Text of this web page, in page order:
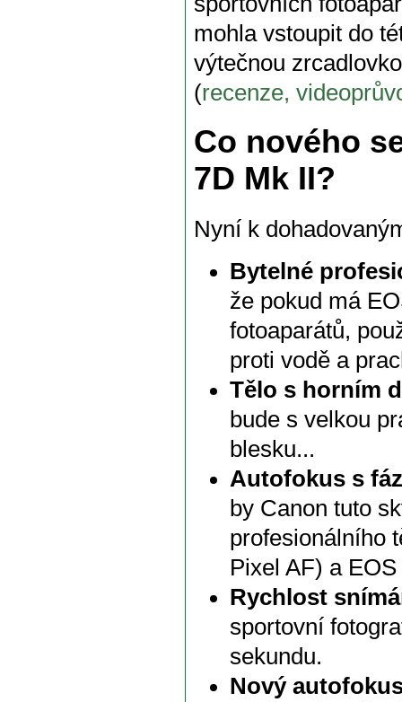
mohla vstoupit do
výtečnou
(recenze,
Co nového
7D Mk II?
Nyní k
Bytelné
že pokud má
fotoaparátů,
proti vodě a
Tělo s horním
bude s velkou
blesku...
Autofokus s
by Canon tuto
profesionálního
Pixel AF) a
Rychlost
sportovní
sekundu.
Nový